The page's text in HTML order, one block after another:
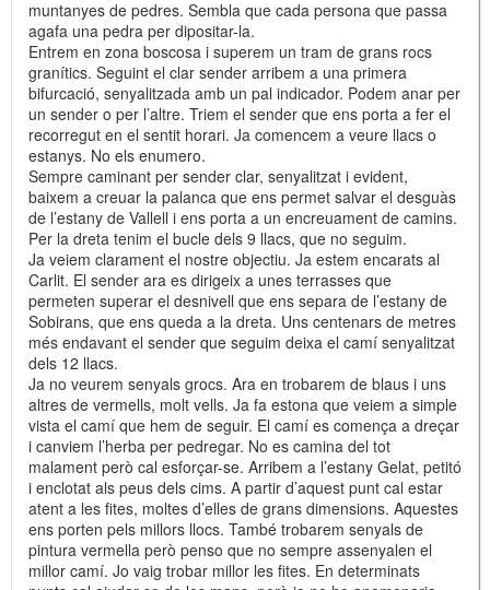
muntanyes de pedres. Sembla que cada persona que passa
agafa una pedra per dipositar-la.
Entrem en zona boscosa i superem un tram de grans rocs
granítics. Seguint el clar sender arribem a una primera
bifurcació, senyalitzada amb un pal indicador. Podem anar per
un sender o per l’altre. Triem el sender que ens porta a fer el
recorregut en el sentit horari. Ja comencem a veure llacs o
estanys. No els enumero.
Sempre caminant per sender clar, senyalitzat i evident,
baixem a creuar la palanca que ens permet salvar el desguàs
de l’estany de Vallell i ens porta a un encreuament de camins.
Per la dreta tenim el bucle dels 9 llacs, que no seguim.
Ja veiem clarament el nostre objectiu. Ja estem encarats al
Carlit. El sender ara es dirigeix a unes terrasses que
permeten superar el desnivell que ens separa de l’estany de
Sobirans, que ens queda a la dreta. Uns centenars de metres
més endavant el sender que seguim deixa el camí senyalitzat
dels 12 llacs.
Ja no veurem senyals grocs. Ara en trobarem de blaus i uns
altres de vermells, molt vells. Ja fa estona que veiem a simple
vista el camí que hem de seguir. El camí es comença a dreçar
i canviem l’herba per pedregar. No es camina del tot
malament però cal esforçar-se. Arribem a l’estany Gelat, petitó
i enclotat als peus dels cims. A partir d’aquest punt cal estar
atent a les fites, moltes d’elles de grans dimensions. Aquestes
ens porten pels millors llocs. També trobarem senyals de
pintura vermella però penso que no sempre assenyalen el
millor camí. Jo vaig trobar millor les fites. En determinats